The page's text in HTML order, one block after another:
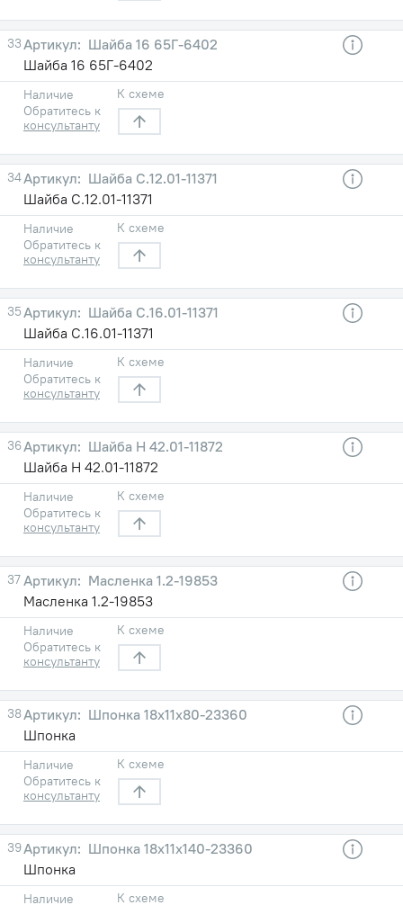
33
Шайба 16 65Г-6402
Шайба 16 65Г-6402
Наличие
Обратитесь к
консультанту
К схеме
34
Шайба С.12.01-11371
Шайба С.12.01-11371
Наличие
Обратитесь к
консультанту
К схеме
35
Шайба С.16.01-11371
Шайба С.16.01-11371
Наличие
Обратитесь к
консультанту
К схеме
36
Шайба Н 42.01-11872
Шайба Н 42.01-11872
Наличие
Обратитесь к
консультанту
К схеме
37
Масленка 1.2-19853
Масленка 1.2-19853
Наличие
Обратитесь к
консультанту
К схеме
38
Шпонка 18х11х80-23360
Шпонка
Наличие
Обратитесь к
консультанту
К схеме
39
Шпонка 18х11х140-23360
Шпонка
Наличие К схеме